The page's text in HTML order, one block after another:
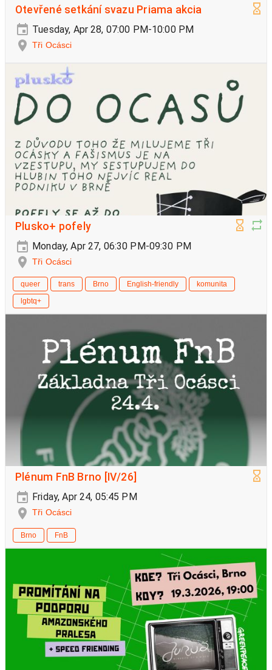
Otevřené setkání svazu Priama akcia
Tuesday, Apr 28, 07:00 PM-10:00 PM
Tři Ocásci
Plusko+ pofely
Monday, Apr 27, 06:30 PM-09:30 PM
Tři Ocásci
queer trans Brno English-friendly
komunita
lgbtq+
Plénum FnB Brno [IV/26]
Friday, Apr 24, 05:45 PM
Tři Ocásci
Brno FnB